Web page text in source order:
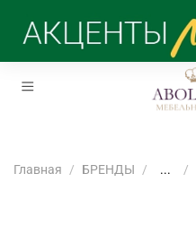
Главная БРЕНДЫ ...